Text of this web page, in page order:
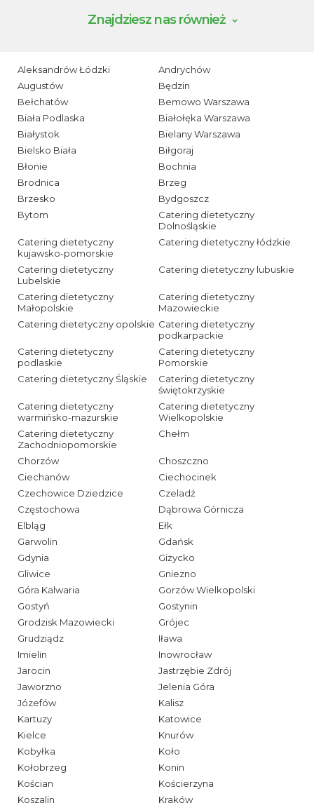
Znajdziesz nas również
Aleksandrów Łódzki
Andrychów
Augustów
Będzin
Bełchatów
Bemowo Warszawa
Biała Podlaska
Białołęka Warszawa
Białystok
Bielany Warszawa
Bielsko Biała
Biłgoraj
Błonie
Bochnia
Brodnica
Brzeg
Brzesko
Bydgoszcz
Bytom
Catering dietetyczny
Dolnośląskie
Catering dietetyczny
kujawsko-pomorskie
Catering dietetyczny łódzkie
Catering dietetyczny
Lubelskie
Catering dietetyczny lubuskie
Catering dietetyczny
Małopolskie
Catering dietetyczny
Mazowieckie
Catering dietetyczny opolskie Catering dietetyczny
podkarpackie
Catering dietetyczny
podlaskie
Catering dietetyczny
Pomorskie
Catering dietetyczny Śląskie
Catering dietetyczny
świętokrzyskie
Catering dietetyczny
warmińsko-mazurskie
Catering dietetyczny
Wielkopolskie
Catering dietetyczny
Zachodniopomorskie
Chełm
Chorzów
Choszczno
Ciechanów
Ciechocinek
Czechowice Dziedzice
Czeladź
Częstochowa
Dąbrowa Górnicza
Elbląg
Ełk
Garwolin
Gdańsk
Gdynia
Giżycko
Gliwice
Gniezno
Góra Kalwaria
Gorzów Wielkopolski
Gostyń
Gostynin
Grodzisk Mazowiecki
Grójec
Grudziądz
Iława
Imielin
Inowrocław
Jarocin
Jastrzębie Zdrój
Jaworzno
Jelenia Góra
Józefów
Kalisz
Kartuzy
Katowice
Kielce
Knurów
Kobyłka
Koło
Kołobrzeg
Konin
Kościan
Kościerzyna
Koszalin
Kraków